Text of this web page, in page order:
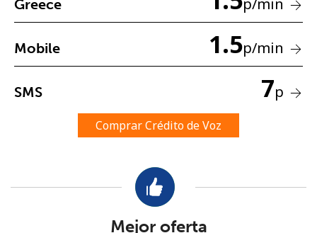
Mínimo 8 caracteres
Una letra mayúscula y una minúscula
Un caracter especial
Mantente en contacto para recibir nuestras mejores
Greece
Mobile 1.5p/min
SMS 7p
Comprar Crédito de Voz
Mejor oferta